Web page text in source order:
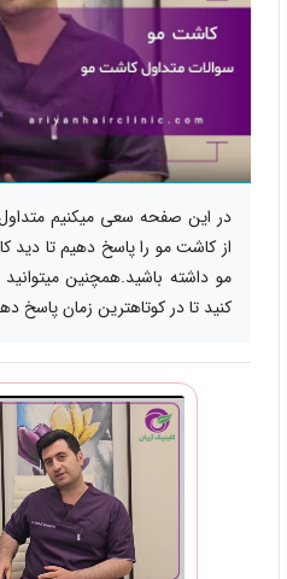
در این صفحه سعی میکنیم
از کاشت مو را پاسخ دهیم تا
مو داشته باشید.همچنین
کنید تا در کوتاهترین زمان پاسخ